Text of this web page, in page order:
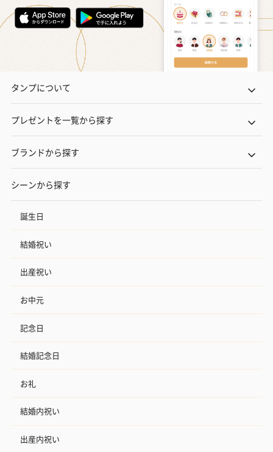
タンプについて
プレゼントを一覧から探す
ブランドから探す
シーンから探す
誕生日
結婚祝い
出産祝い
お中元
記念日
結婚記念日
お礼
結婚内祝い
出産内祝い